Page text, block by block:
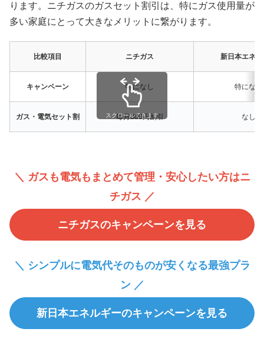
ります。ニチガスのガスセット割引は、特にガス使用量が
多い家庭にとって大きなメリットに繋がります。
比較項目 ニチガス 新日本エネル
キャンペーン 特になし 特になし
ガス・電気セット割 毎月300円割引 なし
スクロールできます
＼ ガスも電気もまとめて管理・安心したい方はニ
チガス ／
ニチガスのキャンペーンを見る
＼ シンプルに電気代そのものが安くなる最強プラ
ン ／
新日本エネルギーのキャンペーンを見る